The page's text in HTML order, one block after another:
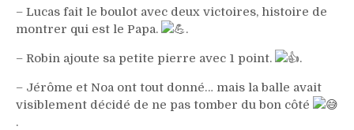
– Lucas fait le boulot avec deux victoires, histoire de
montrer qui est le Papa.
.
– ⁠Robin ajoute sa petite pierre avec 1 point. .
– ⁠Jérôme et Noa ont tout donné… mais la balle avait
visiblement décidé de ne pas tomber du bon côté
.